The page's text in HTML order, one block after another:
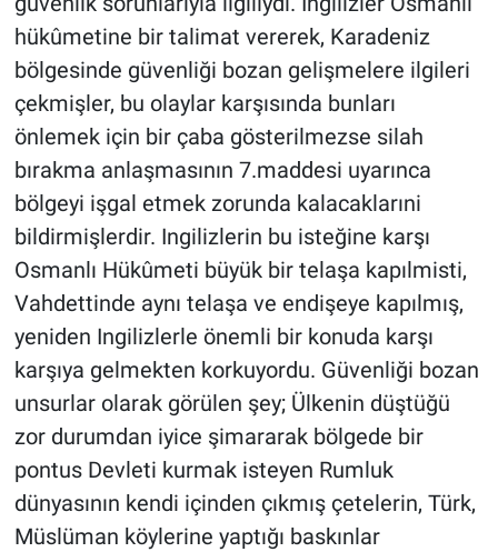
hükûmetine bir talimat vererek, Karadeniz
bölgesinde güvenliği bozan gelişmelere ilgileri
çekmişler, bu olaylar karşısında bunları
önlemek için bir çaba gösterilmezse silah
bırakma anlaşmasının 7.maddesi uyarınca
bölgeyi işgal etmek zorunda kalacaklarıni
bildirmişlerdir. Ingilizlerin bu isteğine karşı
Osmanlı Hükûmeti büyük bir telaşa kapılmisti,
Vahdettinde aynı telaşa ve endişeye kapılmış,
yeniden Ingilizlerle önemli bir konuda karşı
karşıya gelmekten korkuyordu. Güvenliği bozan
unsurlar olarak görülen şey; Ülkenin düştüğü
zor durumdan iyice şimararak bölgede bir
pontus Devleti kurmak isteyen Rumluk
dünyasının kendi içinden çıkmış çetelerin, Türk,
Müslüman köylerine yaptığı baskınlar